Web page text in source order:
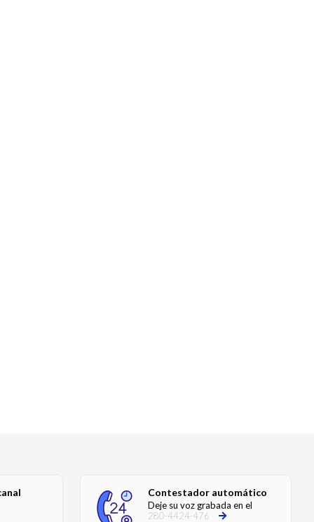
Contestador automático
Deje su voz grabada en el
280-4424-476